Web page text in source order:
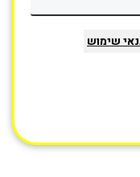
שימוש